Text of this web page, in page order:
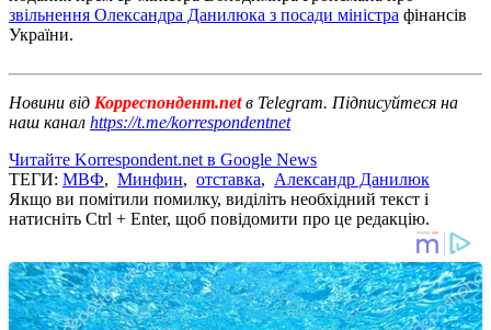
звільнення Олександра Данилюка з посади міністра фінансів
України.
Новини від Корреспондент.netв Telegram. Підписуйтеся на
наш канал https://t.me/korrespondentnet
Читайте Korrespondent.net в Google News
ТЕГИ: МВФ, Минфин, отставка, Александр Данилюк
Якщо ви помітили помилку, виділіть необхідний текст і
натисніть Ctrl + Enter, щоб повідомити про це редакцію.